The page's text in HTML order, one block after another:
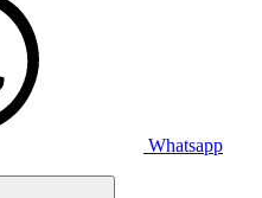
Whatsapp